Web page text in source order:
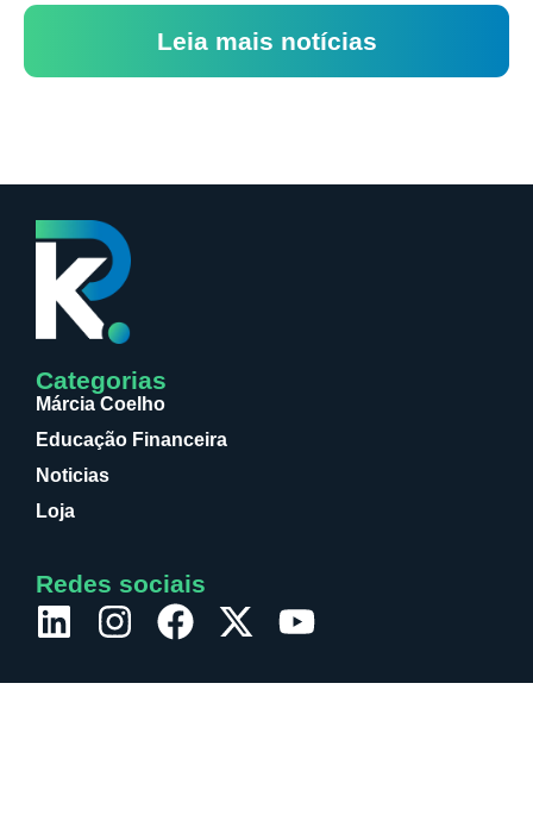
Leia mais notícias
Categorias
Márcia Coelho
Educação Financeira
Noticias
Loja
Redes sociais